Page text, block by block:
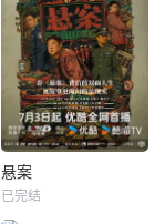
悬案
已完结